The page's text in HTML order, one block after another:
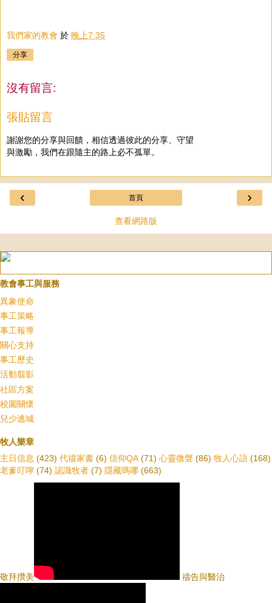
我們家的教會 於 晚上7:35
分享
沒有留言:
張貼留言
謝謝您的分享與回饋，相信透過彼此的分享、守望
與激勵，我們在跟隨主的路上必不孤單。
‹ ›
首頁
查看網路版
教會事工與服務
異象使命
事工策略
事工報導
關心支持
事工歷史
活動翦影
社區方案
校園關懷
兒少逃城
牧人樂章
主日信息 (423) 代禱家書 (6) 信仰QA (71) 心靈微聲 (86) 牧人心語 (168)
老爹叮嚀 (74) 認識牧者 (7) 隱藏嗎哪 (663)
敬拜攢美 禱告與醫治